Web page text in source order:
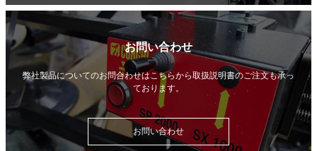
お問い合わせ
弊社製品についてのお問合わせはこちらから取扱説明書のご注文も承っ
ております。
お問い合わせ